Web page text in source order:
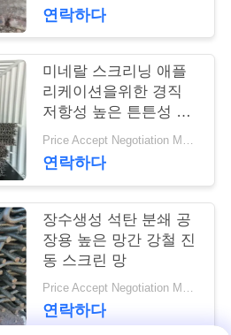
연락하다
미네랄 스크리닝 애플
리케이션을위한 경직
저항성 높은 튼튼성 망
간제철 와이어 메시
Price Accept Negotiation MOQ:10개
연락하다
장수생성 석탄 분쇄 공
장용 높은 망간 강철 진
동 스크린 망
Price Accept Negotiation MOQ:10개
연락하다